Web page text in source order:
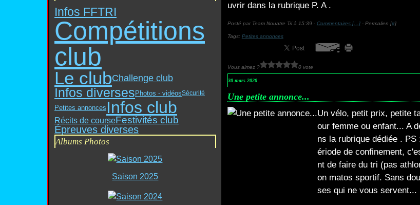
Infos FFTRI
Compétitions
club
Le clubChallenge club
Infos diversesPhotos - vidéosSécurité
Petites annonces Infos club
Récits de courseFestivités club
Épreuves diverses
Albums Photos
Saison 2025
uvrir dans la rubrique P. A .
Posté par Team Nouatre Tri à 15:39 - Commentaires [… ]- Permalien [#]
Tags: Petites annonces
Vous aimez ? 0 vote
30 mars 2020
Une petite annonce...
Un vélo, petit prix, petite
our femme ou enfant... A
ns la rubrique dédiée . PS
ériode de confinement,
nt de faire du tri (pas
on matos sportif. Sans
ses qui ne vous servent...